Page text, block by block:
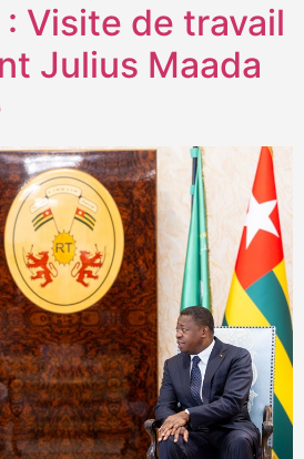
Visite de travail
Julius Maada